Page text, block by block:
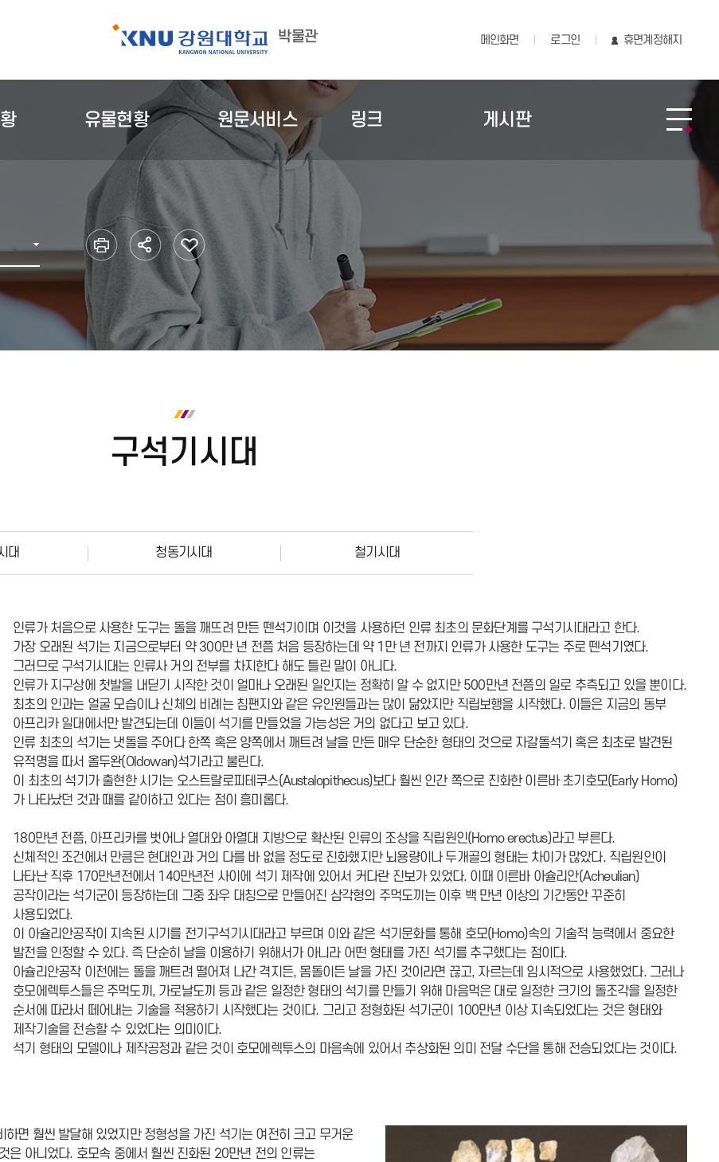
박물관 메인화면 로그인 휴면계정해지
유물현황 원문서비스 링크 게시판
구석기시대
대 청동기시대 철기시대
인류가 처음으로 사용한 도구는 돌을 깨뜨려 만든 뗀석기이며 이것을 사용하던 인류 최초의 문화단계를 구석기시대라고 한다.
가장 오래된 석기는 지금으로부터 약 300만 년 전쯤 처음 등장하는데 약 1만 년 전까지 인류가 사용한 도구는 주로 뗀석기였다.
그러므로 구석기시대는 인류사 거의 전부를 차지한다 해도 틀린 말이 아니다.
인류가 지구상에 첫발을 내딛기 시작한 것이 얼마나 오래된 일인지는 정확히 알 수 없지만 500만년 전쯤의 일로 추측되고 있을 뿐이다.
최초의 인과는 얼굴 모습이나 신체의 비례는 침팬지와 같은 유인원들과는 많이 닮았지만 직립보행을 시작했다. 이들은 지금의 동부
아프리카 일대에서만 발견되는데 이들이 석기를 만들었을 가능성은 거의 없다고 보고 있다.
인류 최초의 석기는 냇돌을 주어다 한쪽 혹은 양쪽에서 깨트려 날을 만든 매우 단순한 형태의 것으로 자갈돌석기 혹은 최초로 발견된
유적명을 따서 올두완(Oldowan)석기라고 불린다.
이 최초의 석기가 출현한 시기는 오스트랄로피테쿠스(Austalopithecus)보다 훨씬 인간 쪽으로 진화한 이른바 초기호모(Early Homo)
가 나타났던 것과 때를 같이하고 있다는 점이 흥미롭다.
180만년 전쯤, 아프리카를 벗어나 열대와 아열대 지방으로 확산된 인류의 조상을 직립원인(Homo erectus)라고 부른다.
신체적인 조건에서 만큼은 현대인과 거의 다를 바 없을 정도로 진화했지만 뇌용량이나 두개골의 형태는 차이가 많았다. 직립원인이
나타난 직후 170만년전에서 140만년전 사이에 석기 제작에 있어서 커다란 진보가 있었다. 이때 이른바 아슐리안(Acheulian)
공작이라는 석기군이 등장하는데 그중 좌우 대칭으로 만들어진 삼각형의 주먹도끼는 이후 백 만년 이상의 기간동안 꾸준히
사용되었다.
이 아슐리안공작이 지속된 시기를 전기구석기시대라고 부르며 이와 같은 석기문화를 통해 호모(Homo)속의 기술적 능력에서 중요한
발전을 인정할 수 있다. 즉 단순히 날을 이용하기 위해서가 아니라 어떤 형태를 가진 석기를 추구했다는 점이다.
아슐리안공작 이전에는 돌을 깨트려 떨어져 나간 격지든, 몸돌이든 날을 가진 것이라면 끊고, 자르는데 임시적으로 사용했었다. 그러나
호모에렉투스들은 주먹도끼, 가로날도끼 등과 같은 일정한 형태의 석기를 만들기 위해 마음먹은 대로 일정한 크기의 돌조각을 일정한
순서에 따라서 떼어내는 기술을 적용하기 시작했다는 것이다. 그리고 정형화된 석기군이 100만년 이상 지속되었다는 것은 형태와
제작기술을 전승할 수 있었다는 의미이다.
석기 형태의 모델이나 제작공정과 같은 것이 호모에렉투스의 마음속에 있어서 추상화된 의미 전달 수단을 통해 전승되었다는 것이다.
면 훨씬 발달해 있었지만 정형성을 가진 석기는 여전히 크고 무거운
은 아니었다. 호모속 중에서 훨씬 진화된 20만년 전의 인류는